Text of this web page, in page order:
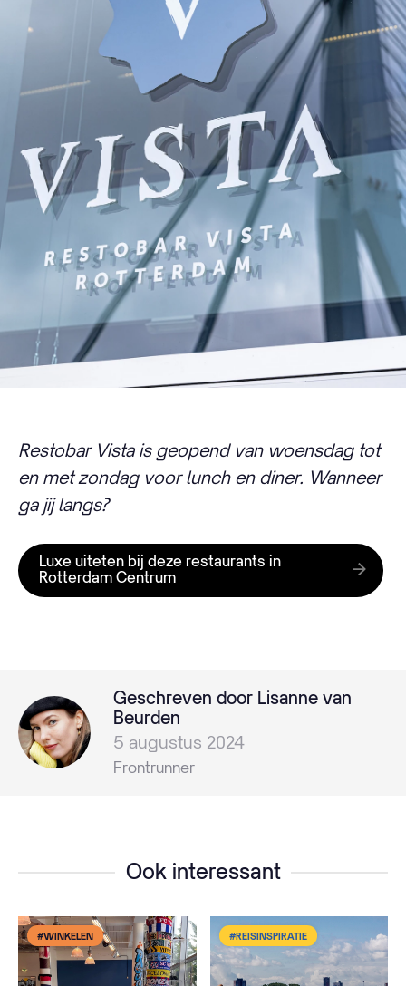
Restobar Vista is geopend van woensdag tot
en met zondag voor lunch en diner. Wanneer
ga jij langs?
Luxe uiteten bij deze restaurants in
Rotterdam Centrum
Geschreven door Lisanne van
Beurden
5 augustus 2024
Frontrunner
Ook interessant
#WINKELEN #REISINSPIRATIE